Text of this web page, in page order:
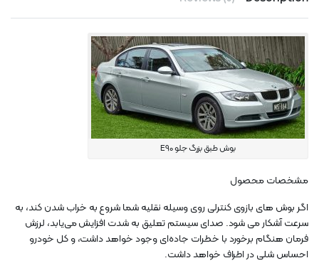
بوش طبق بزرگ جلو E90
مشخصات محصول
اگر بوش های بازوی کنترلی روی وسیله نقلیه شما شروع به خراب شدن کند، به
سرعت آشکار می شود. صدای سیستم تعلیق به شدت افزایش می‌یابد، لرزش
فرمان هنگام برخورد با خطرات جاده‌ای وجود خواهد داشت، و کل خودرو
احساس شلی در اطراف خواهد داشت.